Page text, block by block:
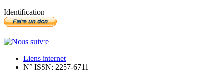
Identification
Liens internet
N° ISSN: 2257-6711